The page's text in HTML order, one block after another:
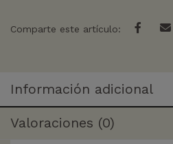
Comparte este artículo:
Información adicional
Valoraciones (0)